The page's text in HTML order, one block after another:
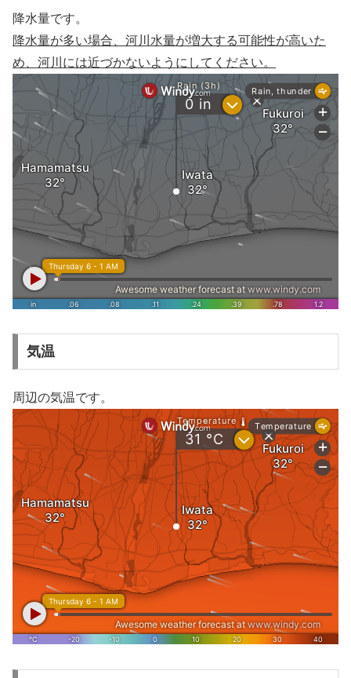
降水量です。
降水量が多い場合、河川水量が増大する可能性が高いた
め、河川には近づかないようにしてください。
気温
周辺の気温です。